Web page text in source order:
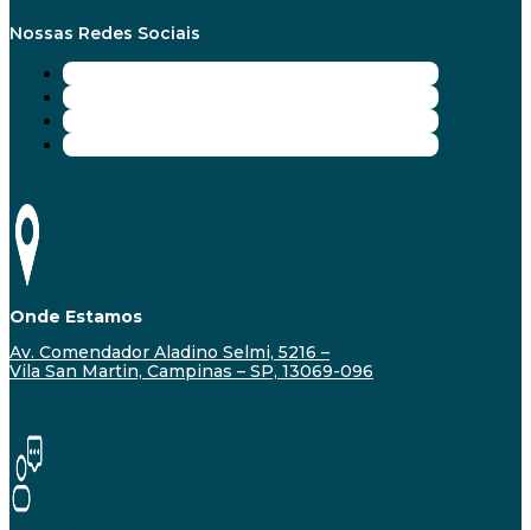
Nossas Redes Sociais
Onde Estamos
Av. Comendador Aladino Selmi, 5216 –
Vila San Martin, Campinas – SP, 13069-096